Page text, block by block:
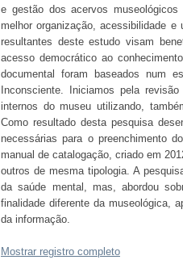
e gestão dos acervos
melhor organização, acessibilidade
resultantes deste estudo visam
acesso democrático ao
documental foram baseados num
Inconsciente. Iniciamos pela
internos do museu utilizando,
Como resultado desta pesquisa
necessárias para o preenchimento
manual de catalogação, criado em
outros de mesma tipologia. A
da saúde mental, mas, abordou
finalidade diferente da museológica,
da informação.
Mostrar registro completo